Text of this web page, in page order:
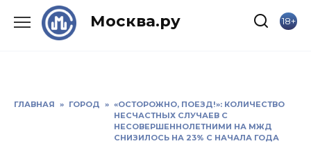
Москва.ру 18+
ГЛАВНАЯ » ГОРОД » «ОСТОРОЖНО, ПОЕЗД!»: КОЛИЧЕСТВО
НЕСЧАСТНЫХ СЛУЧАЕВ С
НЕСОВЕРШЕННОЛЕТНИМИ НА МЖД
СНИЗИЛОСЬ НА 23% С НАЧАЛА ГОДА